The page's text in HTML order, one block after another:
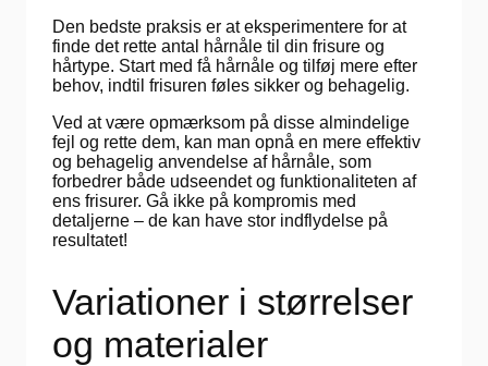
Den bedste praksis er at eksperimentere for at
finde det rette antal hårnåle til din frisure og
hårtype. Start med få hårnåle og tilføj mere efter
behov, indtil frisuren føles sikker og behagelig.
Ved at være opmærksom på disse almindelige
fejl og rette dem, kan man opnå en mere effektiv
og behagelig anvendelse af hårnåle, som
forbedrer både udseendet og funktionaliteten af
ens frisurer. Gå ikke på kompromis med
detaljerne – de kan have stor indflydelse på
resultatet!
Variationer i størrelser
og materialer